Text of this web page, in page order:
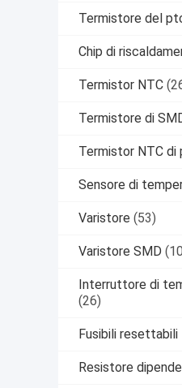
Termistore del
Chip di
Termistor NTC
Termistore di
Termistor NTC di
Sensore di
Varistore (53)
Varistore SMD
Interruttore di
(26)
Fusibili resettabili
Resistore